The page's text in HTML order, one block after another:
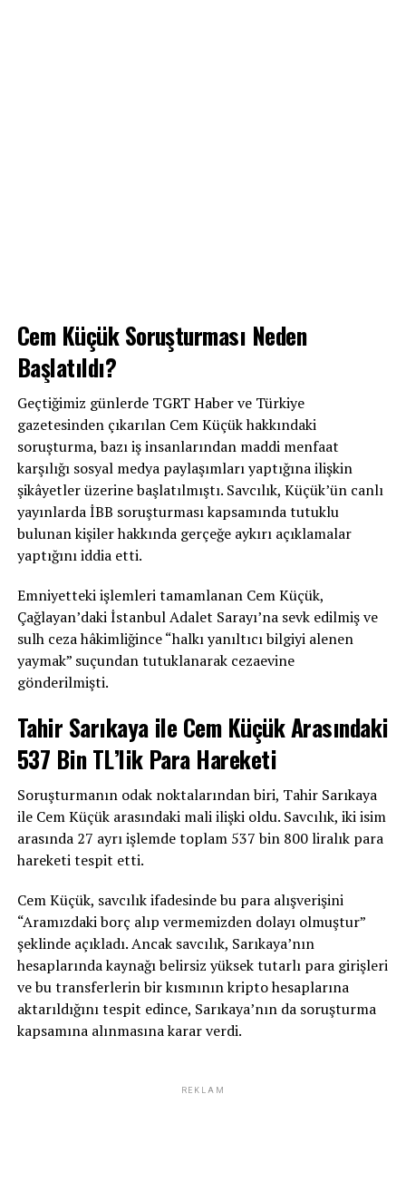
Cem Küçük Soruşturması Neden
Başlatıldı?
Geçtiğimiz günlerde TGRT Haber ve Türkiye
gazetesinden çıkarılan Cem Küçük hakkındaki
soruşturma, bazı iş insanlarından maddi menfaat
karşılığı sosyal medya paylaşımları yaptığına ilişkin
şikâyetler üzerine başlatılmıştı. Savcılık, Küçük’ün canlı
yayınlarda İBB soruşturması kapsamında tutuklu
bulunan kişiler hakkında gerçeğe aykırı açıklamalar
yaptığını iddia etti.
Emniyetteki işlemleri tamamlanan Cem Küçük,
Çağlayan’daki İstanbul Adalet Sarayı’na sevk edilmiş ve
sulh ceza hâkimliğince “halkı yanıltıcı bilgiyi alenen
yaymak” suçundan tutuklanarak cezaevine
gönderilmişti.
Tahir Sarıkaya ile Cem Küçük Arasındaki
537 Bin TL’lik Para Hareketi
Soruşturmanın odak noktalarından biri, Tahir Sarıkaya
ile Cem Küçük arasındaki mali ilişki oldu. Savcılık, iki isim
arasında 27 ayrı işlemde toplam 537 bin 800 liralık para
hareketi tespit etti.
Cem Küçük, savcılık ifadesinde bu para alışverişini
“Aramızdaki borç alıp vermemizden dolayı olmuştur”
şeklinde açıkladı. Ancak savcılık, Sarıkaya’nın
hesaplarında kaynağı belirsiz yüksek tutarlı para girişleri
ve bu transferlerin bir kısmının kripto hesaplarına
aktarıldığını tespit edince, Sarıkaya’nın da soruşturma
kapsamına alınmasına karar verdi.
REKLAM